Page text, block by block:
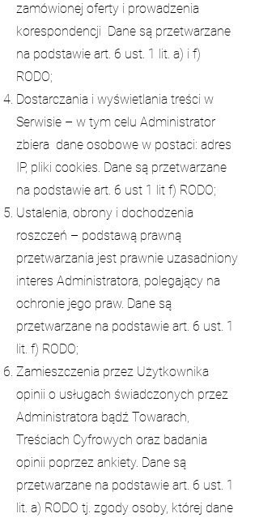
zamówionej oferty i prowadzenia
korespondencji Dane są przetwarzane
na podstawie art. 6 ust. 1 lit. a) i f)
RODO;
Dostarczania i wyświetlania treści w
Serwisie – w tym celu Administrator
zbiera dane osobowe w postaci: adres
IP, pliki cookies. Dane są przetwarzane
na podstawie art. 6 ust 1 lit f) RODO;
Ustalenia, obrony i dochodzenia
roszczeń – podstawą prawną
przetwarzania jest prawnie uzasadniony
interes Administratora, polegający na
ochronie jego praw. Dane są
przetwarzane na podstawie art. 6 ust. 1
lit. f) RODO;
Zamieszczenia przez Użytkownika
opinii o usługach świadczonych przez
Administratora bądź Towarach,
Treściach Cyfrowych oraz badania
opinii poprzez ankiety. Dane są
przetwarzane na podstawie art. 6 ust. 1
lit. a) RODO tj. zgody osoby, której dane